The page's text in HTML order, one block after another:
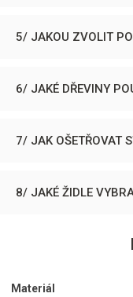
5/ JAKOU ZVOLIT
6/ JAKÉ DŘEVINY
7/ JAK OŠETŘOVAT
8/ JAKÉ ŽIDLE
Materiál